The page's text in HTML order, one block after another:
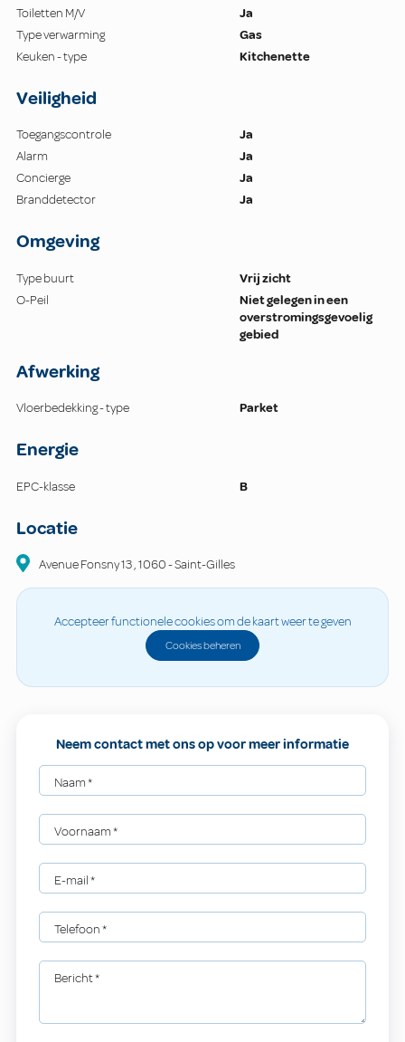
Toiletten M/V
Ja
Type verwarming
Gas
Keuken - type
Kitchenette
Veiligheid
Toegangscontrole
Ja
Alarm
Ja
Concierge
Ja
Branddetector
Ja
Omgeving
Type buurt
Vrij zicht
O-Peil
Niet gelegen in een
overstromingsgevoelig
gebied
Afwerking
Vloerbedekking - type Parket
Energie
EPC-klasse B
Locatie
Avenue Fonsny13,1060-Saint-Gilles
Accepteer functionele cookies om de kaart weer te geven
Cookies beheren
Neem contact met ons op voor meer informatie
Naam*
Voornaam*
E-mail*
Telefoon*
Bericht*